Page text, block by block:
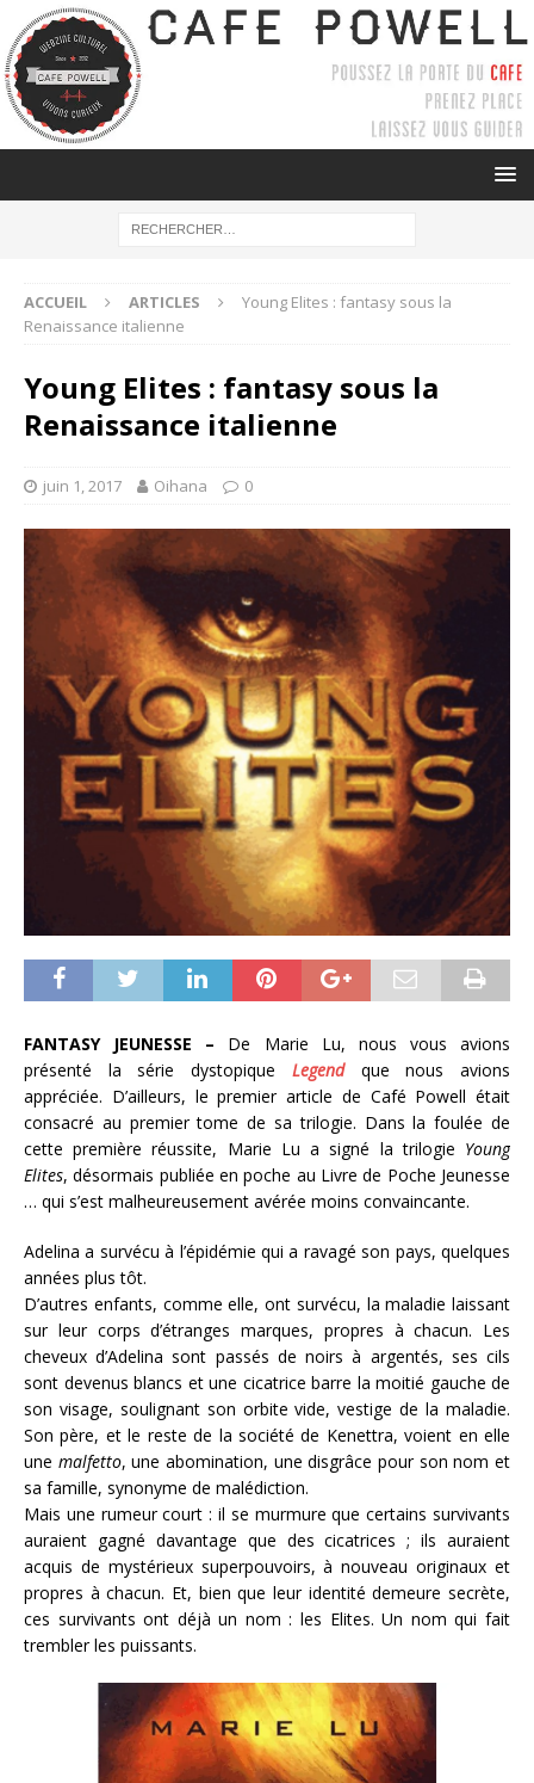
ACCUEIL ARTICLES
Young Elites : fantasy sous la
Renaissance italienne
Young Elites : fantasy sous la
Renaissance italienne
juin 1, 2017 Oihana 0
FANTASY JEUNESSE – De Marie Lu, nous vous avions
présenté la série dystopique Legendque nous avions
appréciée. D’ailleurs, le premier article de Café Powell était
consacré au premier tome de sa trilogie. Dans la foulée de
cette première réussite, Marie Lu a signé la trilogie Young
Elites, désormais publiée en poche au Livre de Poche Jeunesse
… qui s’est malheureusement avérée moins convaincante.
Adelina a survécu à l’épidémie qui a ravagé son pays, quelques
années plus tôt.
D’autres enfants, comme elle, ont survécu, la maladie laissant
sur leur corps d’étranges marques, propres à chacun. Les
cheveux d’Adelina sont passés de noirs à argentés, ses cils
sont devenus blancs et une cicatrice barre la moitié gauche de
son visage, soulignant son orbite vide, vestige de la maladie.
Son père, et le reste de la société de Kenettra, voient en elle
une malfetto, une abomination, une disgrâce pour son nom et
sa famille, synonyme de malédiction.
Mais une rumeur court : il se murmure que certains survivants
auraient gagné davantage que des cicatrices ; ils auraient
acquis de mystérieux superpouvoirs, à nouveau originaux et
propres à chacun. Et, bien que leur identité demeure secrète,
ces survivants ont déjà un nom : les Elites. Un nom qui fait
trembler les puissants.